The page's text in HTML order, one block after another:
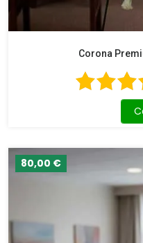
Corona
80,00 €